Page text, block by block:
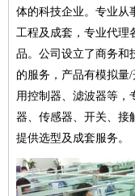
体的科技企业。专业从
工程及成套，专业代理
品。公司设立了商务和
的服务，产品有模拟量
用控制器、滤波器等，
器、传感器、开关、接
提供选型及成套服务。